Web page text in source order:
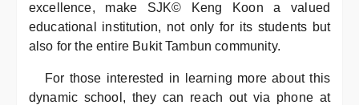
excellence, make SJK© Keng Koon a valued
educational institution, not only for its students but
also for the entire Bukit Tambun community.
For those interested in learning more about this
dynamic school, they can reach out via phone at